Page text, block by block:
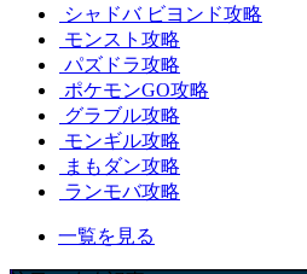
シャドバ ビヨンド攻略
モンスト攻略
パズドラ攻略
ポケモンGO攻略
グラブル攻略
モンギル攻略
まもダン攻略
ランモバ攻略
一覧を見る